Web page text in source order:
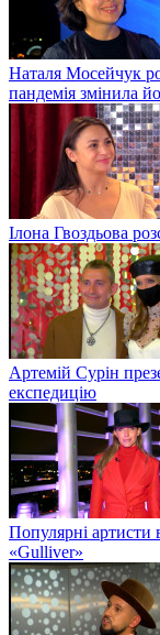
Наталя Мосейчук
пандемія змінила
Ілона Гвоздьова
Артемій Сурін
експедицію
Популярні
«Gulliver»